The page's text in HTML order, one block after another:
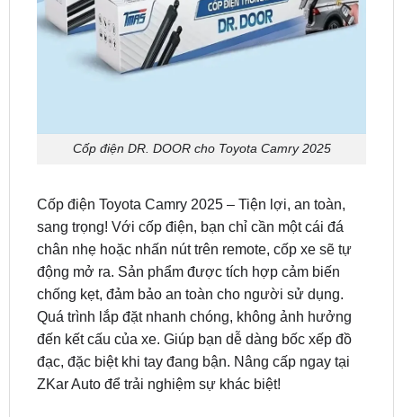
Cốp điện Toyota Camry 2025 – Tiện lợi, an toàn,
chân nhẹ hoặc nhấn nút trên remote, cốp xe sẽ tự
động mở ra. Sản phẩm được tích hợp cảm biến
chống kẹt, đảm bảo an toàn cho người sử dụng.
Quá trình lắp đặt nhanh chóng, không ảnh hưởng
đến kết cấu của xe. Giúp bạn dễ dàng bốc xếp đồ
đạc, đặc biệt khi tay đang bận. Nâng cấp ngay tại
ZKar Auto để trải nghiệm sự khác biệt!
Lợi ích khi lắp Cốp điện cho Toyota Camry 2025